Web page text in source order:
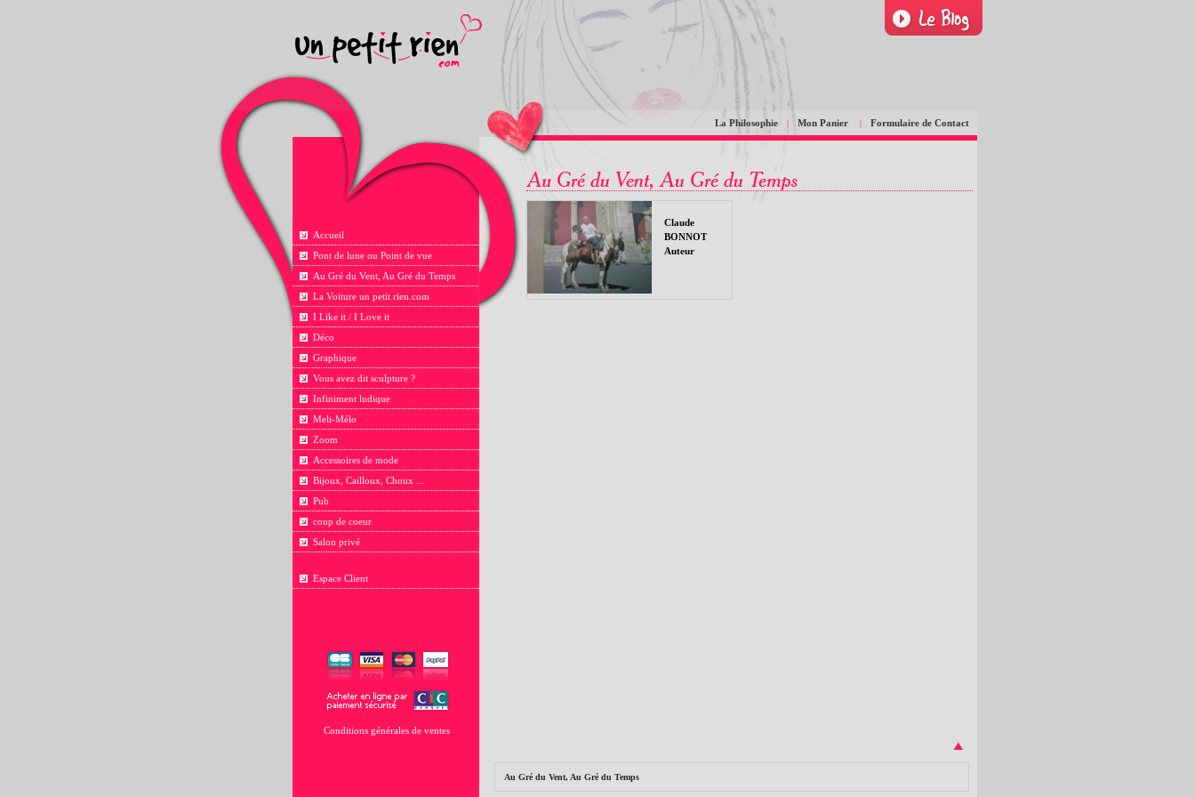
La Philosophie | Mon Panier | Formulaire de Contact
Accueil
Pont de lune ou Point de vue
Au Gré du Vent, Au Gré du Temps
La Voiture un petit rien.com
I Like it / I Love it
Déco
Graphique
Vous avez dit sculpture ?
Infiniment ludique
Meli-Mélo
Zoom
Accessoires de mode
Bijoux, Cailloux, Choux ...
Pub
coup de coeur
Salon privé
Espace Client
Conditions générales de ventes
Claude
BONNOT
Auteur
Au Gré du Vent, Au Gré du Temps